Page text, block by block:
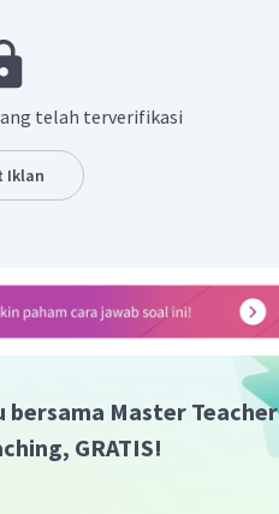
yang benar adalah
telah terverifikasi
Iklan
Master Teacher
GRATIS!